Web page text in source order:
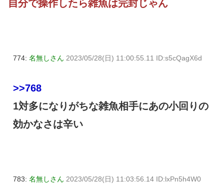
自分で操作したら雑魚は完封じゃん
774: 名無しさん 2023/05/28(日) 11:00:55.11 ID:s5cQagX6d
>>768
1対多になりがちな雑魚相手にあの小回りの
効かなさは辛い
783: 名無しさん 2023/05/28(日) 11:03:56.14 ID:lxPn5h4W0